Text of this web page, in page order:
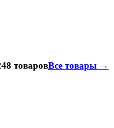
товаровВсе товары →